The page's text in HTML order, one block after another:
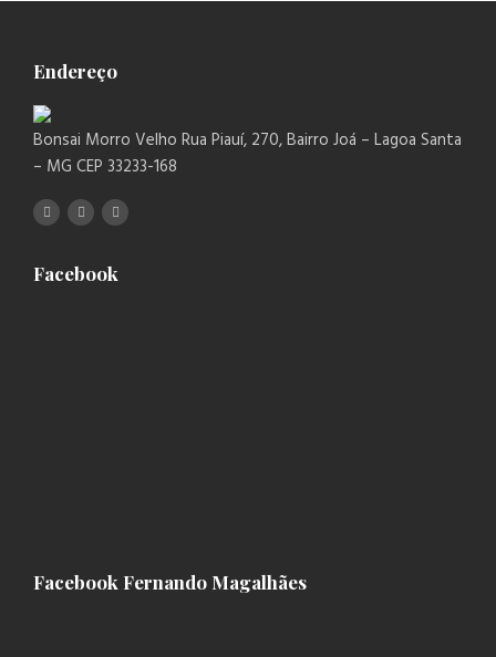
Endereço
Bonsai Morro Velho Rua Piauí, 270, Bairro Joá – Lagoa Santa
– MG CEP 33233-168
Facebook
Facebook Fernando Magalhães